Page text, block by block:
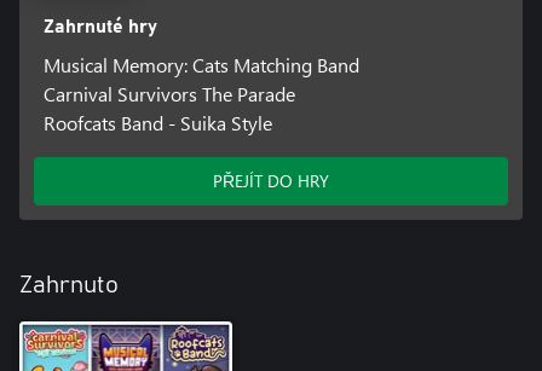
Zahrnuté hry
Musical Memory: Cats Matching Band
Carnival Survivors The Parade
Roofcats Band - Suika Style
PŘEJÍT DO HRY
Zahrnuto